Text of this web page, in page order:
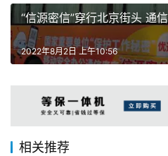
“信源密信”穿行北京街头 通
2022年8月2日 上午10:56
相关推荐